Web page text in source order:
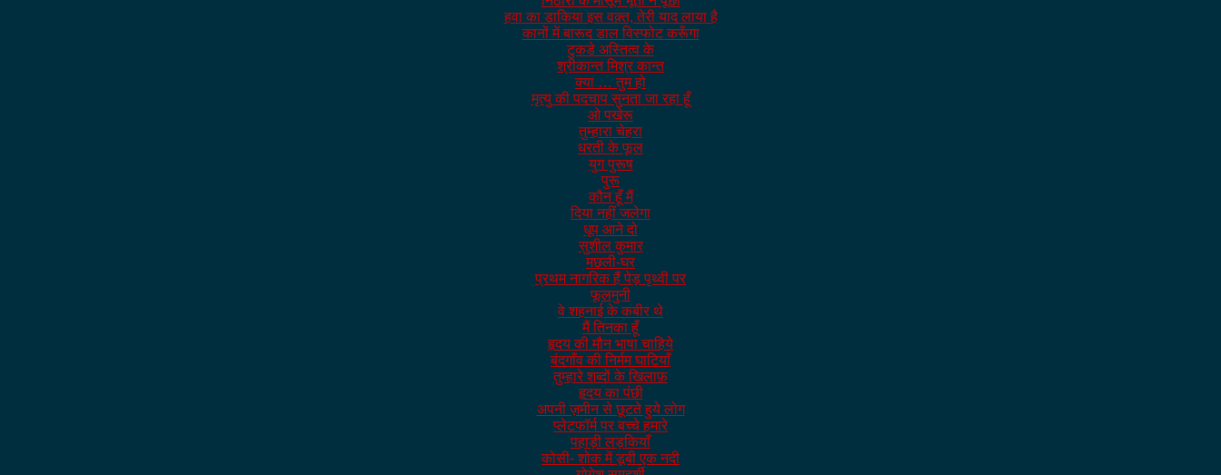
हवा का डाकिया इस वक़्त, तेरी याद लाया है
कानों में बारूद डाल विस्फोट करूँगा
टुकडे अस्तित्व के
श्रीकान्त मिश्र कान्त
क्या … तुम हो
मृत्यु की पदचाप सुनता जा रहा हूँ
ओ पखेरू
तुम्हारा चेहरा
धरती के फूल
युग पुरूष
पुरू
कौन हूँ मैं
दिया नहीं जलेगा
धूप आने दो
सुशील कुमार
मछली-घर
प्रथम नागरिक हैं पेड़ पृथ्वी पर
फूलमुनी
वे शहनाई के कबीर थे
मैं तिनका हूँ
हृदय की मौन भाषा चाहिये
बंदगाँव की निर्मम घाटियाँ
तुम्हारे शब्दों के खिलाफ़
हृदय का पंछी
अपनी ज़मीन से छूटते हुये लोग
प्लेटफॉर्म पर बच्चे हमारे
पहाड़ी लड़कियाँ
कोसी- शोक में डूबी एक नदी